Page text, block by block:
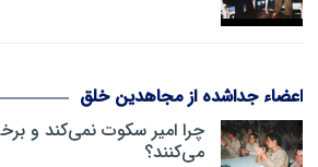
اعضاء جداشده از مجاهدین خلق
چرا امیر سکوت نمی‌کند و
می‌کنند؟